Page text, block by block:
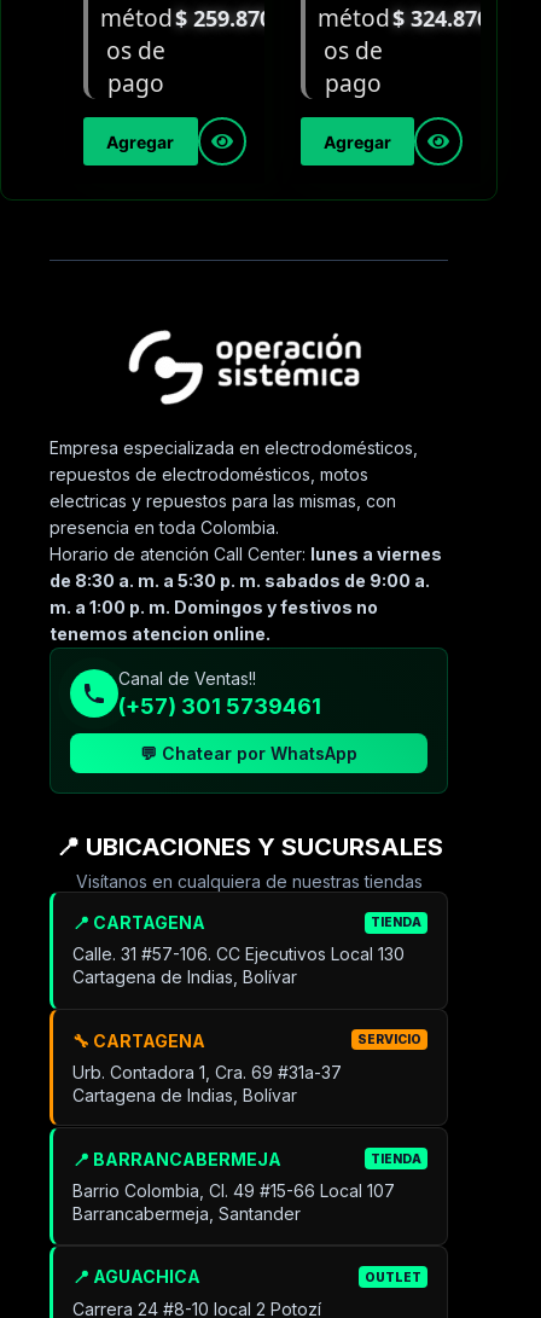
$259.870
Agregar
$324.870
Agregar
Empresa especializada en electrodomésticos,
repuestos de electrodomésticos, motos
electricas y repuestos para las mismas, con
presencia en toda Colombia.
Horario de atención Call Center: lunes a viernes
de 8:30 a. m. a 5:30 p. m. sabados de 9:00 a.
m. a 1:00 p. m. Domingos y festivos no
tenemos atencion online.
Canal de Ventas!!
(+57) 301 5739461
💬 Chatear por WhatsApp
📍 UBICACIONES Y SUCURSALES
Visítanos en cualquiera de nuestras tiendas
📍 CARTAGENA TIENDA
Calle. 31 #57-106. CC Ejecutivos Local 130
Cartagena de Indias, Bolívar
🔧 CARTAGENA SERVICIO
Urb. Contadora 1, Cra. 69 #31a-37
Cartagena de Indias, Bolívar
📍 BARRANCABERMEJA TIENDA
Barrio Colombia, Cl. 49 #15-66 Local 107
Barrancabermeja, Santander
📍 AGUACHICA OUTLET
Carrera 24 #8-10 local 2 Potozí